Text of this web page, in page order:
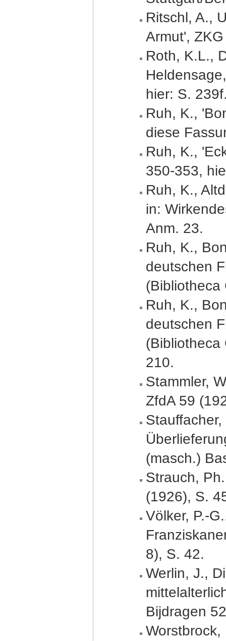
Ritschl, A.,
Armut',
Roth, K.L.,
hier: S.
Ruh, K.,
diese
Ruh, K.,
350-353,
Ruh, K.,
in:
Anm. 23.
Ruh, K.,
deutschen
(Bibliotheca
Ruh, K.,
deutschen
(Bibliotheca
210.
Stammler,
ZfdA 59
(masch.)
Strauch,
(1926), S.
Völker, P.-
8), S. 42.
Werlin, J.,
Bijdragen